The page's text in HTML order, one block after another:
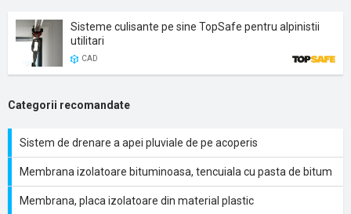
Sisteme culisante pe sine TopSafe pentru alpinistii
utilitari
CAD
Categorii recomandate
Sistem de drenare a apei pluviale de pe acoperis
Membrana izolatoare bituminoasa, tencuiala cu pasta de bitum
Membrana, placa izolatoare din material plastic